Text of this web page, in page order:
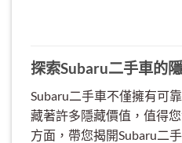
探索Subaru二手車的
Subaru二手車不僅擁有可
藏著許多隱藏價值，值得
方面，帶您揭開Subaru二